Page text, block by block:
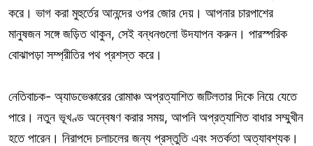
করে। ভাগ করা মুহুর্তের আনন্দের ওপর জোর দেয়। আপনার চারপাশের
মানুষজন সঙ্গে জড়িত থাকুন, সেই বন্ধনগুলো উদযাপন করুন। পারস্পরিক
বোঝাপড়া সম্প্রীতির পথ প্রশস্ত করে।
নেতিবাচক- অ্যাডভেঞ্চারের রোমাঞ্চ অপ্রত্যাশিত জটিলতার দিকে নিয়ে যেতে
পারে। নতুন ভূখণ্ড অন্বেষণ করার সময়, আপনি অপ্রত্যাশিত বাধার সম্মুখীন
হতে পারেন। নিরাপদে চলাচলের জন্য প্রস্তুতি এবং সতর্কতা অত্যাবশ্যক।